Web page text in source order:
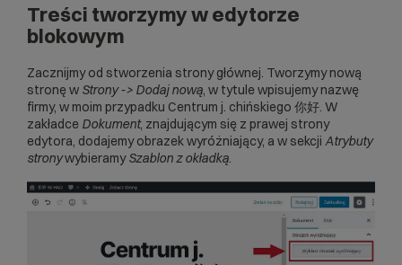
Treści tworzymy w edytorze
blokowym
Zacznijmy od stworzenia stronygłównej. Tworzymy nową
stronę w Strony -> Dodaj nową, w tytule wpisujemy nazwę
firmy, w moim przypadku Centrum j. chińskiego 你好. W
zakładce Dokument, znajdującym się z prawej strony
edytora, dodajemy obrazek wyróżniający, a w sekcji Atrybuty
stronywybieramySzablon z okładką.